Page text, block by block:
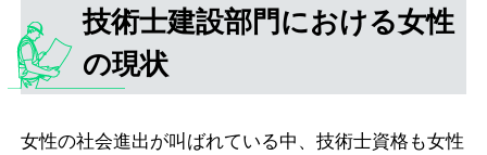
技術士建設部門における女性
の現状
女性の社会進出が叫ばれている中、技術士資格も女性